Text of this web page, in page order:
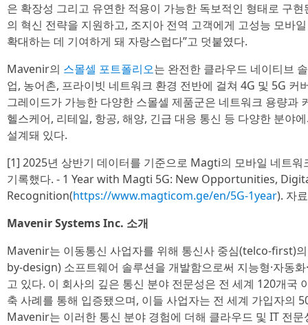
은 확장성 그리고 유연한 적용이 가능한 독보적인 형태로 구
의 혁신 전략을 지원하고, 조지아 전역 고객에게 고성능 모바
확대하는 데 기여하게 돼 자랑스럽다”고 덧붙였다.
Mavenir의 스몰셀 포트폴리오는 완전한 클라우드 네이티브
업, 농어촌, 프라이빗 네트워크 환경 전반에 걸쳐 4G 및 5G 커
그레이드가 가능한 다양한 스몰셀 제품군은 네트워크 용량과
헬스케어, 리테일, 항공, 해양, 긴급 대응 통신 등 다양한 분야
설계돼 있다.
[1] 2025년 상반기 데이터를 기준으로 Magti의 모바일 네트
기록했다. - 1 Year with Magti 5G: New Opportunities,
Recognition(https://www.magticom.ge/en/5G-1year). 자
Mavenir Systems Inc. 소개
Mavenir는 이동통신 사업자를 위해 통신사 중심(telco-first)
by-design) 소프트웨어 솔루션을 개발함으로써 지능형·자동
고 있다. 이 회사의 깊은 통신 분야 전문성은 전 세계 120개국
축 사례를 통해 입증됐으며, 이들 사업자는 전 세계 가입자의
Mavenir는 이러한 통신 분야 경험에 더해 클라우드 및 IT 전